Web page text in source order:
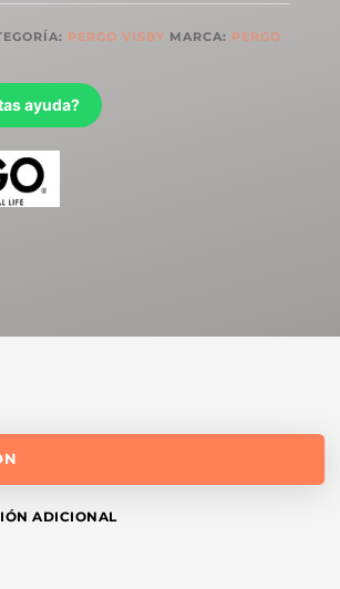
PERGO VISBY MARCA: PERGO
ayuda?
ADICIONAL